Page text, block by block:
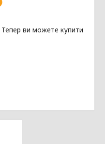
Тепер ви можете купити